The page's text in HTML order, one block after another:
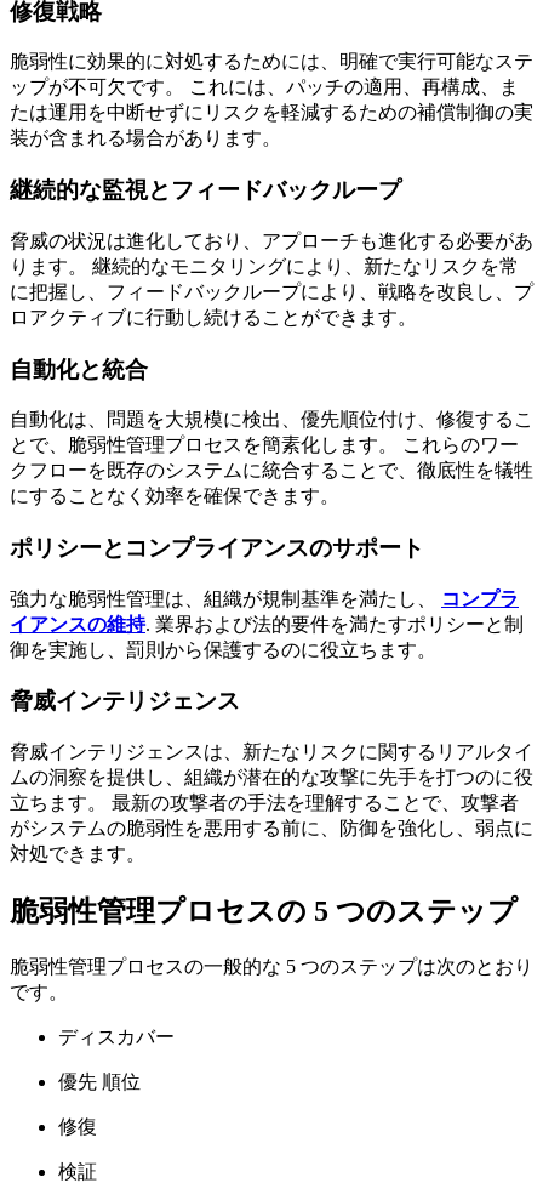
修復戦略
脆弱性に効果的に対処するためには、明確で実行可能なステ
ップが不可欠です。 これには、パッチの適用、再構成、ま
たは運用を中断せずにリスクを軽減するための補償制御の実
装が含まれる場合があります。
継続的な監視とフィードバックループ
脅威の状況は進化しており、アプローチも進化する必要があ
ります。 継続的なモニタリングにより、新たなリスクを常
に把握し、フィードバックループにより、戦略を改良し、プ
ロアクティブに行動し続けることができます。
自動化と統合
自動化は、問題を大規模に検出、優先順位付け、修復するこ
とで、脆弱性管理プロセスを簡素化します。 これらのワー
クフローを既存のシステムに統合することで、徹底性を犠牲
にすることなく効率を確保できます。
ポリシーとコンプライアンスのサポート
強力な脆弱性管理は、組織が規制基準を満たし、
コンプラ
イアンスの維持. 業界および法的要件を満たすポリシーと制
御を実施し、罰則から保護するのに役立ちます。
脅威インテリジェンス
脅威インテリジェンスは、新たなリスクに関するリアルタイ
ムの洞察を提供し、組織が潜在的な攻撃に先手を打つのに役
立ちます。 最新の攻撃者の手法を理解することで、攻撃者
がシステムの脆弱性を悪用する前に、防御を強化し、弱点に
対処できます。
脆弱性管理プロセスの 5 つのステップ
脆弱性管理プロセスの一般的な 5 つのステップは次のとおり
です。
ディスカバー
優先 順位
修復
検証